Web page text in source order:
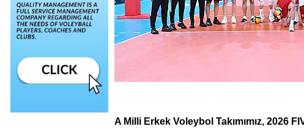
A Milli Erkek Voleybol Takımımız, 2026